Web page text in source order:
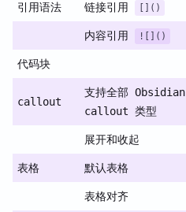
引用语法 链接引用 []()
内容引用 ![]()
代码块
callout
支持全部 Obsidian
callout 类型
展开和收起
表格 默认表格
表格对齐